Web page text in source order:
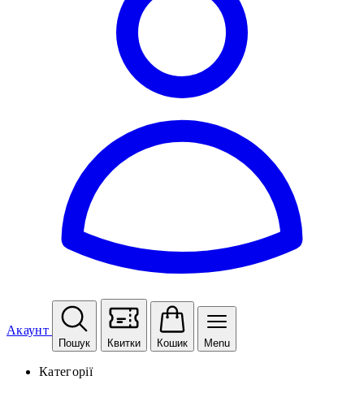
Акаунт
Пошук Квитки Кошик Menu
Категорії